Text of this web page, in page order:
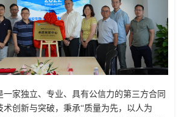
一家独立、专业、具有公信力的第三方合同
术创新与突破，秉承“质量为先，以人为